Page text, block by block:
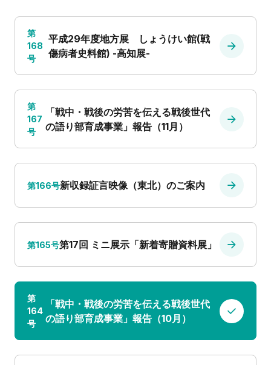
第
168
号
平成29年度地方展 しょうけい館(戦
傷病者史料館) -高知展-
第
167
号
「戦中・戦後の労苦を伝える戦後世代
の語り部育成事業」報告（11月）
第166号新収録証言映像（東北）のご案内
第165号第17回 ミニ展示「新着寄贈資料展」
第
164
号
「戦中・戦後の労苦を伝える戦後世代
の語り部育成事業」報告（10月）